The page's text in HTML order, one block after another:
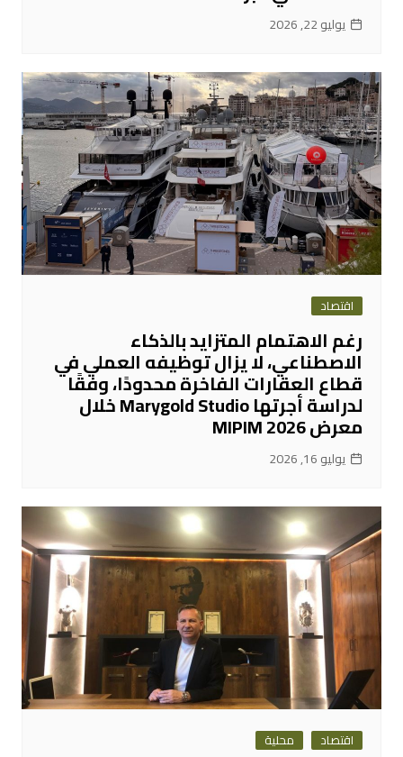
يوليو 22, 2026
اقتصاد
رغم الاهتمام المتزايد بالذكاء
الاصطناعي، لا يزال توظيفه العملي في
قطاع العقارات الفاخرة محدودًا، وفقًا
لدراسة أجرتها Marygold Studio خلال
معرض MIPIM 2026
يوليو 16, 2026
اقتصاد محلية